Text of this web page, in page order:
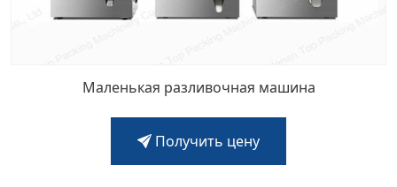
Маленькая разливочная машина
Получить цену